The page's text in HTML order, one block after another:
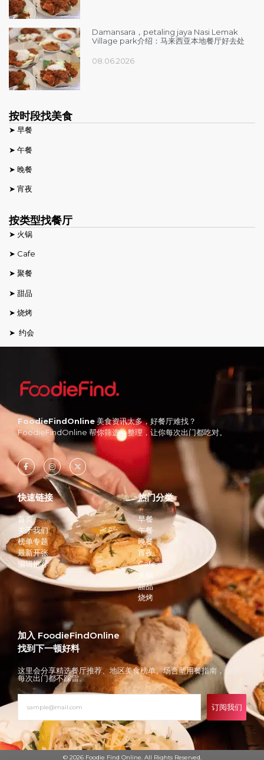
Damansara，petaling jaya Nasi Lemak
Village park介绍：马来西亚本地餐厅好去处
08.06.2026
按时段找美食
➤ 早餐
➤ 午餐
➤ 晚餐
➤ 宵夜
按类型找餐厅
➤ 火锅
➤ Cafe
➤ 聚餐
➤ 甜品
➤ 烧烤
➤ 约会
FoodieFindOnline美食资讯太多，好餐厅难找？
FoodieFindOnline 帮你筛选、整理，让你每次出门都吃对。
快速链接
首页
关于我们
榜单专题
最新开张
编辑推荐
热门分类
早餐
午餐
晚餐
宵夜
Cafe
火锅
甜品
烧烤
加入 FoodieFindOnline
找到下一顿好料
这里会分享精选餐厅推荐、地区美食榜单、场合型用餐指南，让你
每次出门都不踩雷。
订阅我们
© 2026 Foodie Find Online. All Rights Reserved.